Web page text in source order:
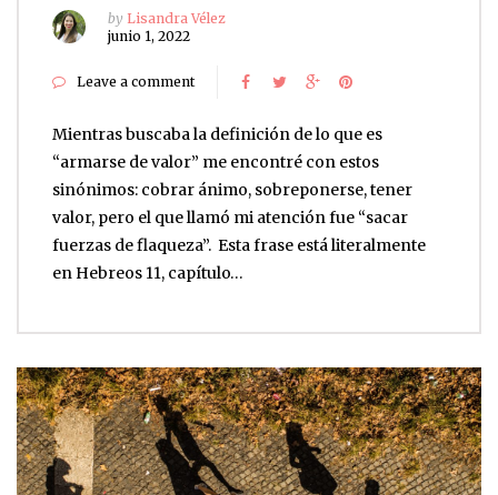
by Lisandra Vélez
junio 1, 2022
Leave a comment
Mientras buscaba la definición de lo que es
“armarse de valor” me encontré con estos
sinónimos: cobrar ánimo, sobreponerse, tener
valor, pero el que llamó mi atención fue “sacar
fuerzas de flaqueza”. Esta frase está literalmente
en Hebreos 11, capítulo…